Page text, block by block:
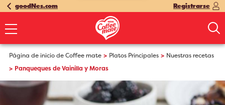
goodNes.com Registrarse
Página de inicio de Coffee mate Platos Principales
Nuestras recetas
Panqueques de Vainilla y Moras